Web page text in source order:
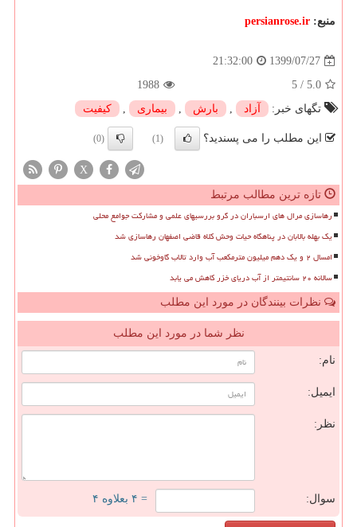
منبع: persianrose.ir
1399/07/27
21:32:00
5.0
/
5
1988
تگهای خبر:
آزاد , بارش , بیماری , كیفیت
این مطلب را می پسندید؟ (1)
(0)
X
تازه ترین مطالب مرتبط
رهاسازی مرال های ارسباران در گرو بررسیهای علمی و مشارکت جوامع محلی
یک بهله بالابان در پناهگاه حیات وحش کلاه قاضی اصفهان رهاسازی شد
امسال ۲ و یک دهم میلیون مترمکعب آب وارد تالاب گاوخونی شد
سالانه ۲۰ سانتیمتر از آب دریای خزر کاهش می یابد
نظرات بینندگان در مورد این مطلب
نظر شما در مورد این مطلب
نام:
ایمیل:
نظر:
سوال: = ۴ بعلاوه ۴